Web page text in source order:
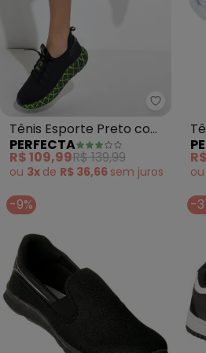
Tênis Esporte Preto com
(Verde) em Tecido
PERFECTA
R$ 109,99R$ 139,99
ou 3x de R$ 36,66 sem juros ou
-9% -